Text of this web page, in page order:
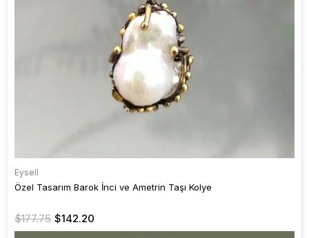
Eysell
Özel Tasarım Barok İnci ve Ametrin Taşı Kolye
$142.20
$177.75